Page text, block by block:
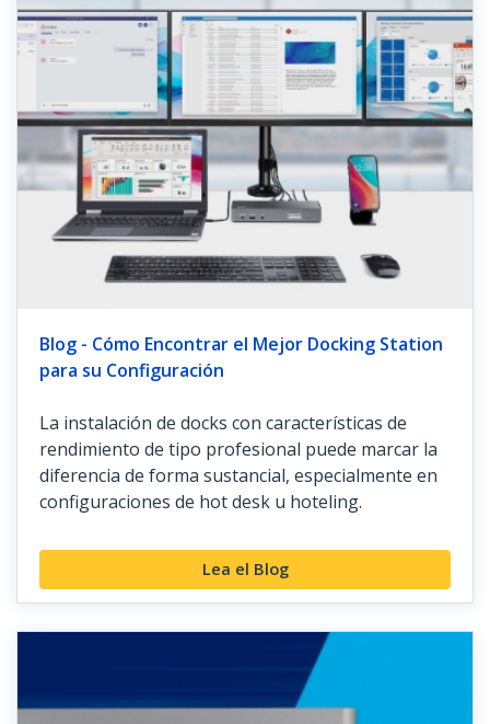
Blog - Cómo Encontrar el Mejor Docking Station
para su Configuración
La instalación de docks con características de
rendimiento de tipo profesional puede marcar la
diferencia de forma sustancial, especialmente en
configuraciones de hot desk u hoteling.
Lea el Blog